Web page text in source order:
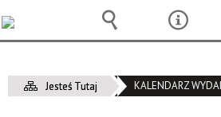
Jesteś Tutaj KALENDARZ